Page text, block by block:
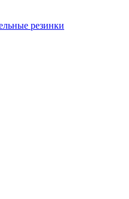
резинки